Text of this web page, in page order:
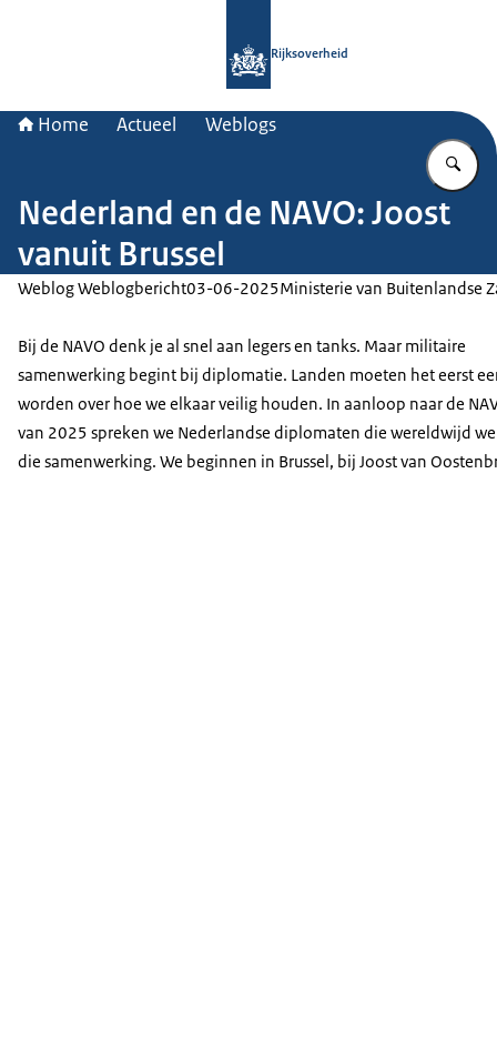
Rijksoverheid
Home Actueel Weblogs
Nederland en de NAVO: Joost
vanuit Brussel
Weblog Weblogbericht03-06-2025Ministerie van Buitenlandse
Bij de NAVO denk je al snel aan legers en tanks. Maar militaire
samenwerking begint bij diplomatie. Landen moeten het eerst
worden over hoe we elkaar veilig houden. In aanloop naar de
van 2025 spreken we Nederlandse diplomaten die wereldwijd
die samenwerking. We beginnen in Brussel, bij Joost van